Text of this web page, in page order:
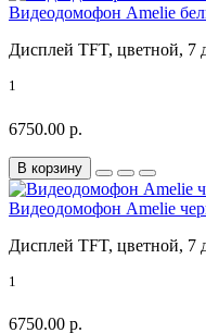
Видеодомофон Amelie
Дисплей TFT, цветной, 7
1
6750.00 р.
В корзину
Видеодомофон Amelie
Дисплей TFT, цветной, 7
1
6750.00 р.